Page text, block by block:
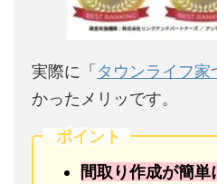
実際に「 タウンライフ家
かったメリッです。
ポイント
間取り作成が簡単